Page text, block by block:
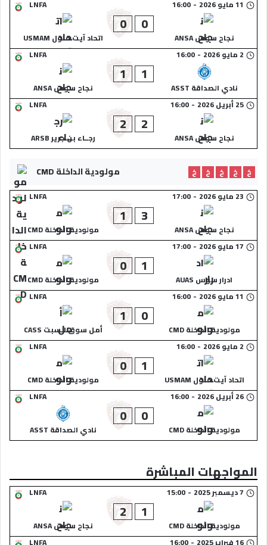
LNFA
11 مايو 2026 -
16:00
نجاح سوس ANSA
0
0
اتحاد آيت ملول USMAM
LNFA
2 مايو 2026 -
16:00
نادي الصداقة ASST
1
1
نجاح سوس ANSA
LNFA
25 أبريل 2026 -
16:00
نجاح سوس ANSA
2
2
رجــاء بن جرير ARSB
مولودية الداخلة CMD خ خ خ خ
خ
LNFA
23 مايو 2026 -
17:00
نجاح سوس ANSA
3
1
مولودية الداخلة CMD
LNFA
17 مايو 2026 -
17:00
ادرار سوس AUAS
1
0
مولودية الداخلة CMD
LNFA
11 مايو 2026 -
16:00
مولودية الداخلة CMD
0
1
أمل سوق السبت CASS
LNFA
2 مايو 2026 -
16:00
اتحاد آيت ملول USMAM
1
0
مولودية الداخلة CMD
LNFA
26 أبريل 2026 -
16:00
مولودية الداخلة CMD
0
0
نادي الصداقة ASST
المواجهات المباشرة
LNFA 7 ديسمبر 2025 -
15:00
مولودية الداخلة CMD
1
2
نجاح سوس ANSA